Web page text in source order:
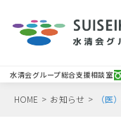
水清会グループ総合支援相談室
HOME > お知らせ >